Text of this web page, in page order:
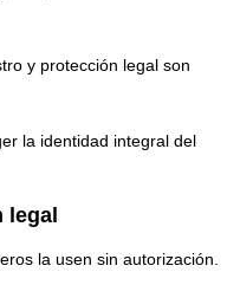
y protección legal son
la identidad integral del
legal
la usen sin autorización.